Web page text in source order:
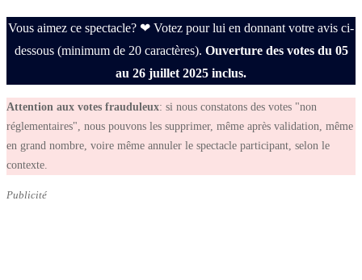
Vous aimez ce spectacle? ❤ Votez pour lui en donnant votre avis ci-
dessous (minimum de 20 caractères). Ouverture des votes du 05
au 26 juillet 2025 inclus.
Attention aux votes frauduleux: si nous constatons des votes "non
réglementaires", nous pouvons les supprimer, même après validation, même
en grand nombre, voire même annuler le spectacle participant, selon le
contexte.
Publicité